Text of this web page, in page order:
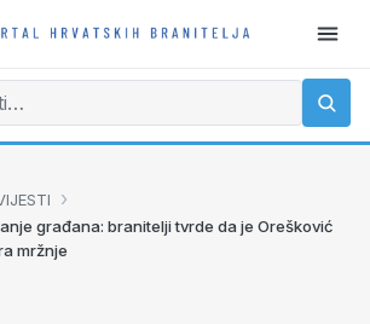
›
građana: branitelji tvrde da je Orešković
mržnje